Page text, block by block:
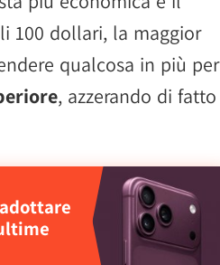
100 dollari, la maggior
qualcosa in più per
, azzerando di fatto